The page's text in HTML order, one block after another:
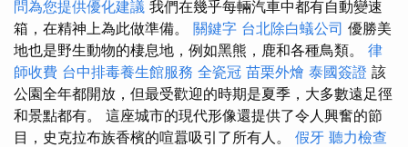
問為您提供優化建議 我們在幾乎每輛汽車中都有自動變速
箱，在精神上為此做準備。 關鍵字 台北除白蟻公司 優勝美
地也是野生動物的棲息地，例如黑熊，鹿和各種鳥類。 律
師收費 台中排毒養生館服務 全瓷冠 苗栗外燴 泰國簽證 該
公園全年都開放，但最受歡迎的時期是夏季，大多數遠足徑
和景點都有。 這座城市的現代形像還提供了令人興奮的節
目，史克拉布族香檳的喧囂吸引了所有人。 假牙 聽力檢查